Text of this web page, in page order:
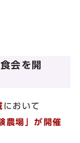
会を開
において
農場」が開催